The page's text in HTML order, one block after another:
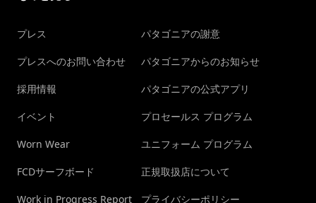
プレス
プレスへのお問い合わせ
採用情報
イベント
Worn Wear
FCDサーフボード
Work in Progress Report
パタゴニアの謝意
パタゴニアからのお知らせ
パタゴニアの公式アプリ
プロセールス プログラム
ユニフォーム プログラム
正規取扱店について
プライバシーポリシー